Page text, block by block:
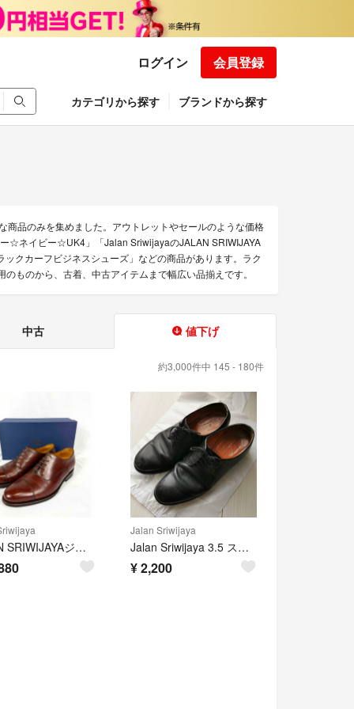
ログイン 会員登録
カテゴリから探す ブランドから探す
品のみを集めました。アウトレットやセールのような価格
☆ネイビー☆UK4」「Jalan SriwijayaのJALAN SRIWIJAYA
クカーフビジネスシューズ」などの商品があります。ラク
ものから、古着、中古アイテムまで幅広い品揃えです。
中古 値下げ
約3,000件中 145 - 180件
JALAN SRIWIJAYAジャランスリワヤ98861ストレートチップブラウン
Jalan Sriwijaya
Jalan Sriwijaya 3.5 ストレートチップ 革靴
¥2,200